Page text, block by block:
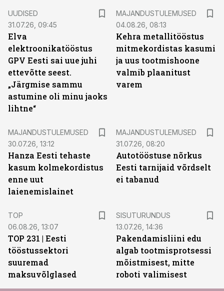
UUDISED
31.07.26, 09:45
Elva
elektroonikatööstus
GPV Eesti sai uue juhi
ettevõtte seest.
„Järgmise sammu
astumine oli minu jaoks
lihtne“
MAJANDUSTULEMUSED
04.08.26, 08:13
Kehra metallitööstus
mitmekordistas kasumi
ja uus tootmishoone
valmib plaanitust
varem
MAJANDUSTULEMUSED
30.07.26, 13:12
Hanza Eesti tehaste
kasum kolmekordistus
enne uut
laienemislainet
MAJANDUSTULEMUSED
31.07.26, 08:20
Autotööstuse nõrkus
Eesti tarnijaid võrdselt
ei tabanud
TOP
06.08.26, 13:07
TOP 231 | Eesti
tööstussektori
suuremad
maksuvõlglased
SISUTURUNDUS
13.07.26, 14:36
Pakendamisliini edu
algab tootmisprotsessi
mõistmisest, mitte
roboti valimisest